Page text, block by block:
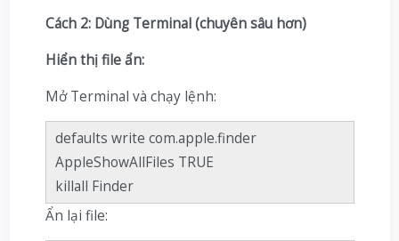
Cách 2: Dùng Terminal (chuyên sâu hơn)
Hiển thị file ẩn:
Mở Terminal và chạy lệnh:
defaults write com.apple.finder
AppleShowAllFiles TRUE
killall Finder
Ẩn lại file: